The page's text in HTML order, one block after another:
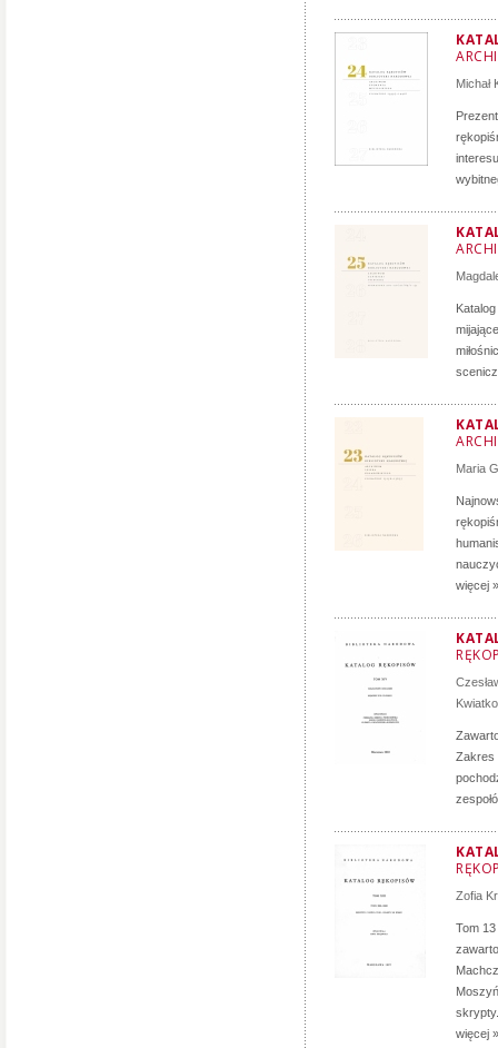
Michał
Maria
więcej »
Zakres
Zofia
Tom
więcej »